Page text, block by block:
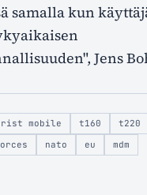
samalla kun
Jens
mobile t160 t220
nato eu mdm